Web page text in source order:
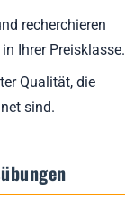
recherchieren
Ihrer Preisklasse.
Qualität, die
sind.